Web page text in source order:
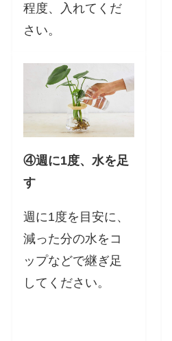
程度、入れてくだ
さい。
④週に1度、水を足
す
週に1度を目安に、
減った分の水をコ
ップなどで継ぎ足
してください。